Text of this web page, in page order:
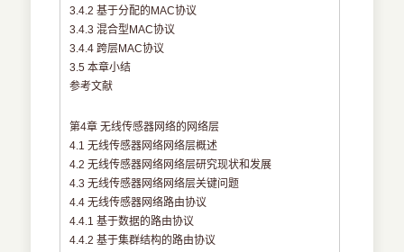
3.4.2 基于分配的MAC协议
3.4.3 混合型MAC协议
3.4.4 跨层MAC协议
3.5 本章小结
参考文献
第4章 无线传感器网络的网络层
4.1 无线传感器网络网络层概述
4.2 无线传感器网络网络层研究现状和发展
4.3 无线传感器网络网络层关键问题
4.4 无线传感器网络路由协议
4.4.1 基于数据的路由协议
4.4.2 基于集群结构的路由协议